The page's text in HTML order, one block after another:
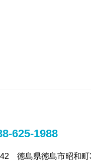
625-1988
徳島県徳島市昭和町